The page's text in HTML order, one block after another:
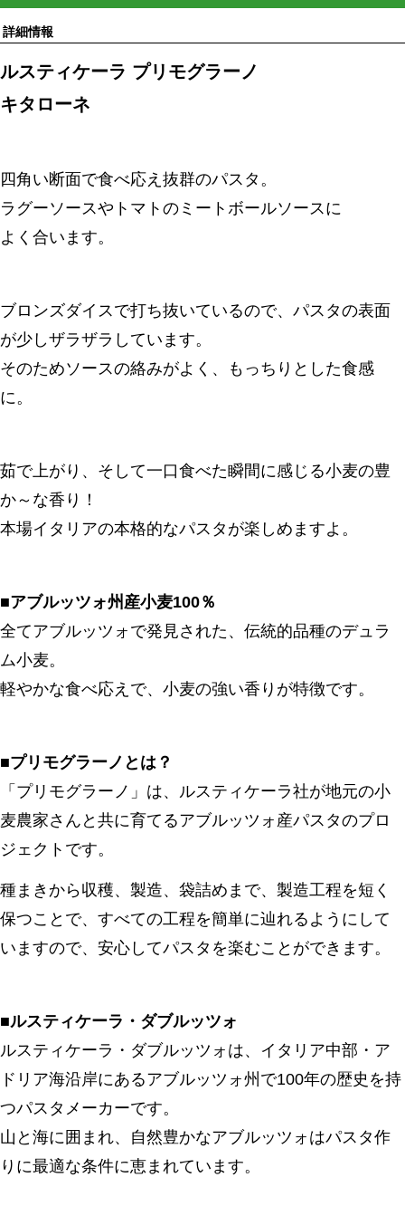
詳細情報
ルスティケーラ プリモグラーノ
キタローネ
四角い断面で食べ応え抜群のパスタ。
ラグーソースやトマトのミートボールソースに
よく合います。
ブロンズダイスで打ち抜いているので、パスタの表面
が少しザラザラしています。
そのためソースの絡みがよく、もっちりとした食感
に。
茹で上がり、そして一口食べた瞬間に感じる小麦の豊
か～な香り！
本場イタリアの本格的なパスタが楽しめますよ。
■アブルッツォ州産小麦100％
全てアブルッツォで発見された、伝統的品種のデュラ
ム小麦。
軽やかな食べ応えで、小麦の強い香りが特徴です。
■プリモグラーノとは？
「プリモグラーノ」は、ルスティケーラ社が地元の小
麦農家さんと共に育てるアブルッツォ産パスタのプロ
ジェクトです。
種まきから収穫、製造、袋詰めまで、製造工程を短く
保つことで、すべての工程を簡単に辿れるようにして
いますので、安心してパスタを楽むことができます。
■ルスティケーラ・ダブルッツォ
ルスティケーラ・ダブルッツォは、イタリア中部・ア
ドリア海沿岸にあるアブルッツォ州で100年の歴史を持
つパスタメーカーです。
山と海に囲まれ、自然豊かなアブルッツォはパスタ作
りに最適な条件に恵まれています。